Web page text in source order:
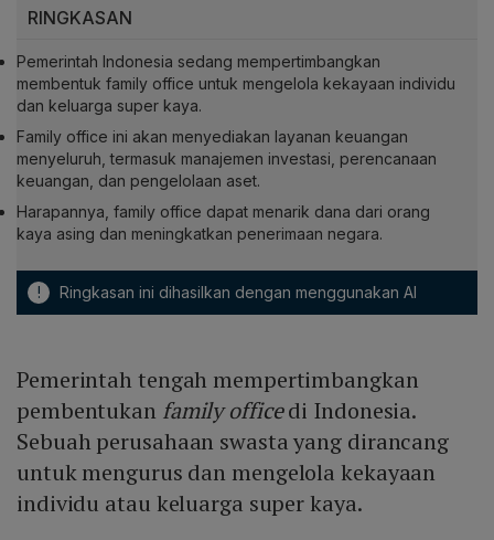
RINGKASAN
Pemerintah Indonesia sedang mempertimbangkan
membentuk family office untuk mengelola kekayaan individu
dan keluarga super kaya.
Family office ini akan menyediakan layanan keuangan
menyeluruh, termasuk manajemen investasi, perencanaan
keuangan, dan pengelolaan aset.
Harapannya, family office dapat menarik dana dari orang
kaya asing dan meningkatkan penerimaan negara.
! Ringkasan ini dihasilkan dengan menggunakan AI
Pemerintah tengah mempertimbangkan
pembentukan family officedi Indonesia.
Sebuah perusahaan swasta yang dirancang
untuk mengurus dan mengelola kekayaan
individu atau keluarga super kaya.